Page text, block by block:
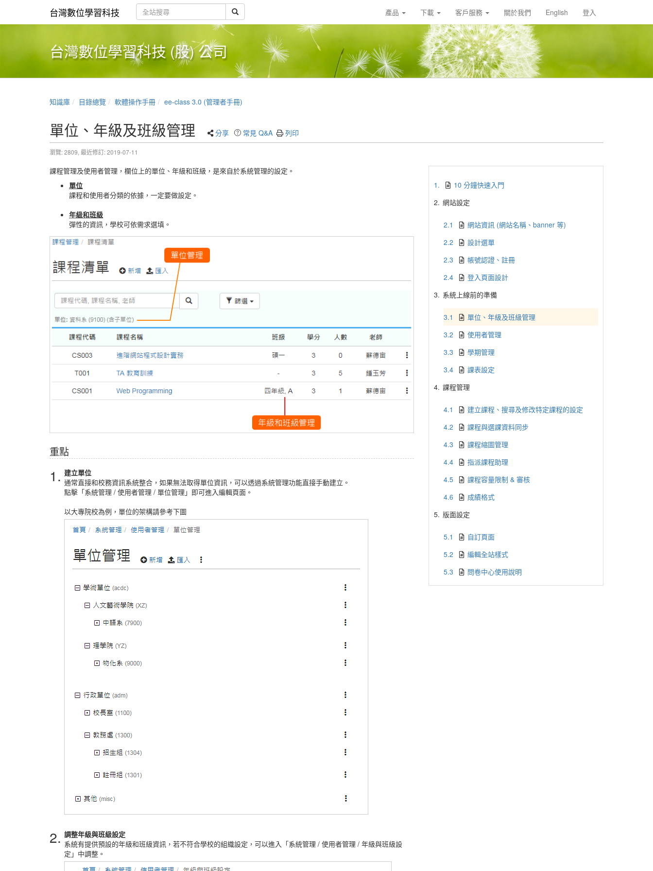
台灣數位學習科技 產品 下載 客戶服務 關於我們 English 登入
台灣數位學習科技 (股) 公司
知識庫 目錄總覽 軟體操作手冊 ee-class 3.0 (管理者手冊)
單位、年級及班級管理 分享 常見 Q&A 列印
瀏覽: 2809, 最近修訂: 2019-07-11
課程管理及使用者管理，欄位上的單位、年級和班級，是來自於系統管理的設定。
單位
課程和使用者分類的依據，一定要做設定。
年級和班級
彈性的資訊，學校可依需求選填。
重點
1. 建立單位
通常直接和校務資訊系統整合，如果無法取得單位資訊，可以透過系統管理功能直接手動建立。
點擊「系統管理 / 使用者管理 / 單位管理」即可進入編輯頁面。
以大專院校為例，單位的架構請參考下圖
2. 調整年級與班級設定
系統有提供預設的年級和班級資訊，若不符合學校的組織設定，可以進入「系統管理 / 使用者管理 / 年級與班級設
定」中調整。
1.
10 分鐘快速入門
2. 網站設定
2.1
網站資訊 (網站名稱、banner 等)
2.2
設計選單
2.3
帳號認證、註冊
2.4
登入頁面設計
3. 系統上線前的準備
3.1
單位、年級及班級管理
3.2
使用者管理
3.3
學期管理
3.4
課表設定
4. 課程管理
4.1
建立課程、搜尋及修改特定課程的設定
4.2
課程與選課資料同步
4.3
課程縮圖管理
4.4
指派課程助理
4.5
課程容量限制 & 審核
4.6
成績格式
5. 版面設定
5.1
自訂頁面
5.2
編輯全站樣式
5.3
問卷中心使用說明